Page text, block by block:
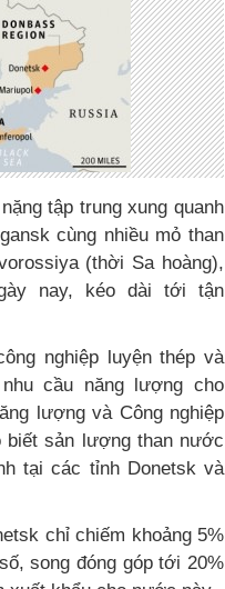
tập trung xung quanh
cùng nhiều mỏ than
(thời Sa hoàng),
nay, kéo dài tới tận
nghiệp luyện thép và
cầu năng lượng cho
lượng và Công nghiệp
biết sản lượng than nước
tại các tỉnh Donetsk và
chỉ chiếm khoảng 5%
song đóng góp tới 20%